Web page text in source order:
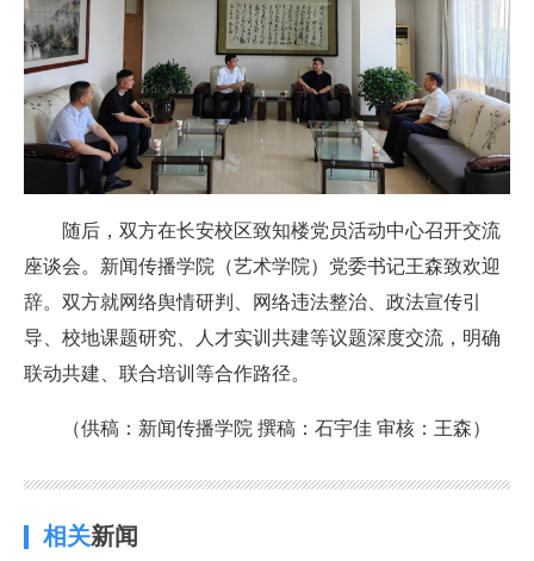
随后，双方在长安校区致知楼党员活动中心召开交流
座谈会。新闻传播学院（艺术学院）党委书记王森致欢迎
辞。双方就网络舆情研判、网络违法整治、政法宣传引
导、校地课题研究、人才实训共建等议题深度交流，明确
联动共建、联合培训等合作路径。
（供稿：新闻传播学院 撰稿：石宇佳 审核：王森）
相关新闻